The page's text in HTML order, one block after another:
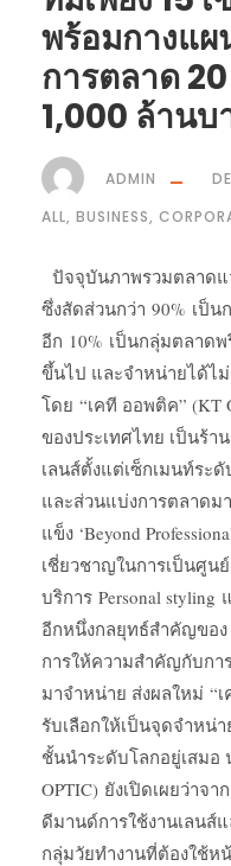
พร้อมกางแ
การตลาด
1,000 ล้านบ
ADMIN
ALL, BUSINESS,
ปัจจุบันภาพรวมตลาด
ซึ่งสัดส่วนกว่า 90% เป็
อีก 10% เป็นกลุ่มตลาด
ขึ้นไป และจำหน่ายได้ไ
โดย “เคที ออพติค”
ของประเทศไทย เป็นร้
เลนส์ตั้งแต่เซ็กเมนท์ระ
และส่วนแบ่งการตลาดม
แข็ง ‘Beyond
เชี่ยวชาญในการเป็นศูน
บริการ Personal
อีกหนึ่งกลยุทธ์สำคัญของ
การให้ความสำคัญกับกา
มาจำหน่าย ส่งผลใหม่ “
รับเลือกให้เป็นจุดจำหน่
ชั้นนำระดับโลกอยู่เสมอ
OPTIC) ยังเปิดเผยว่าจ
ดีมานด์การใช้งานเลนส์
กลุ่มวัยทำงานที่ต้องใช้ห